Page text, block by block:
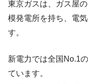
東京ガスは、ガス屋
模発電所を持ち、電
す。
新電力では全国No.1
ています。